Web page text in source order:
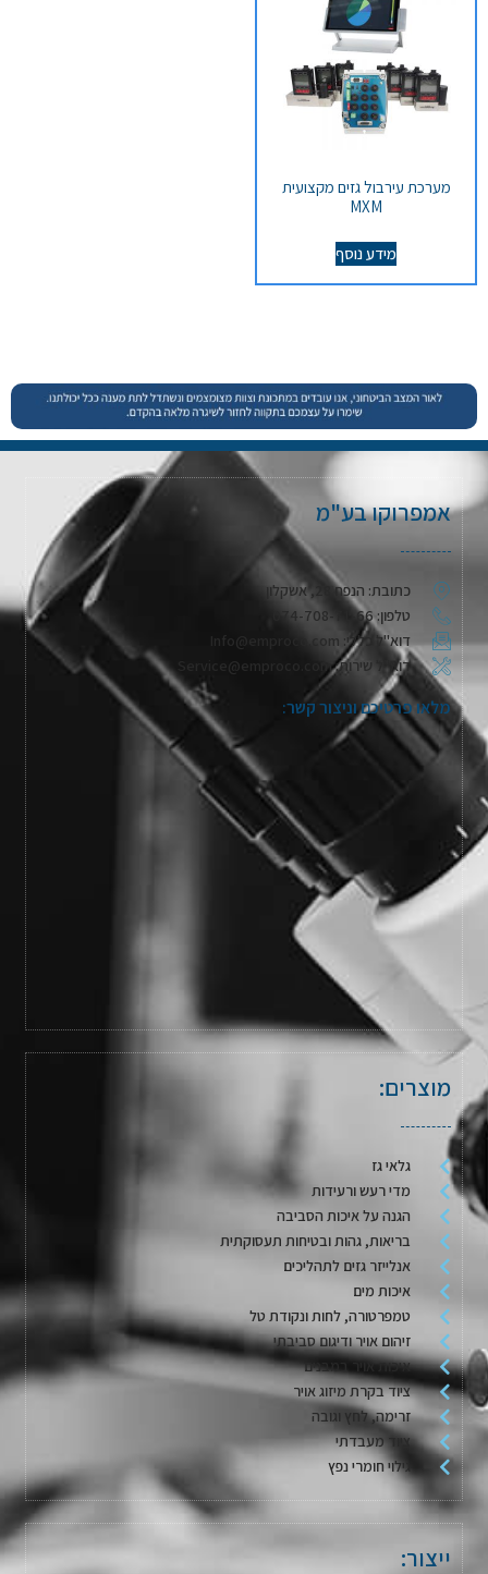
מערכת עירבול גזים מקצועית
MXM
מידע נוסף
אמפרוקו בע"מ
כתובת: הנפח 28, אשקלון
טלפון: 074-708-71-66
דוא"ל כללי: Info@emproco.com
דוא"ל שירות: Service@emproco.com
מלאו פרטיכם וניצור קשר:
מוצרים:
גלאי גז
מדי רעש ורעידות
הגנה על איכות הסביבה
בריאות, גהות ובטיחות תעסוקתית
אנלייזר גזים לתהליכים
איכות מים
טמפרטורה, לחות ונקודת טל
זיהום אויר ודיגום סביבתי
איכות אויר במבנים
ציוד בקרת מיזוג אויר
זרימה, לחץ וגובה
ציוד מעבדתי
גילוי חומרי נפץ
ייצור: